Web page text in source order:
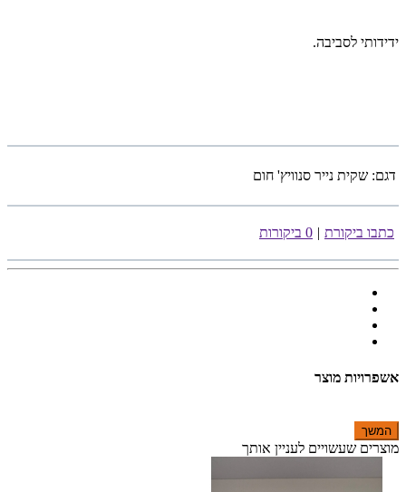
ידידותי לסביבה.
דגם: שקית נייר סנוויץ' חום
כתבו ביקורת | 0 ביקורות
אשפרויות מוצר
המשך
מוצרים שעשויים לעניין אותך